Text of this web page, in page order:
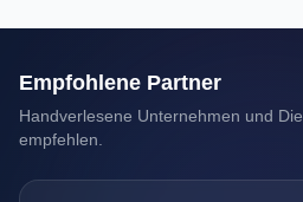
Empfohlene Partner
Handverlesene Unternehmen und
empfehlen.